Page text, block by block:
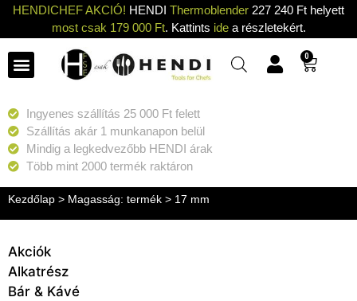
HENDICHEF AKCIÓ! HENDI Thermoblender 227 240 Ft helyett
most csak 179 000 Ft. Kattints idea részletekért.
0
Ingyenes szállítás 25 000 Ft felett
Szállítás akár 1 munkanapon belül
Mindig a legkedvezőbb HENDI árak
Több mint 2000 termék raktáron
Kezdőlap > Magasság: termék > 17 mm
Akciók
Alkatrész
Bár & Kávé